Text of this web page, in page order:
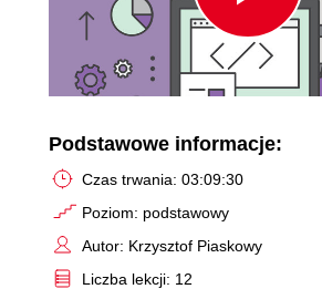
Podstawowe informacje:
Czas trwania: 03:09:30
Poziom: podstawowy
Autor: Krzysztof Piaskowy
Liczba lekcji: 12